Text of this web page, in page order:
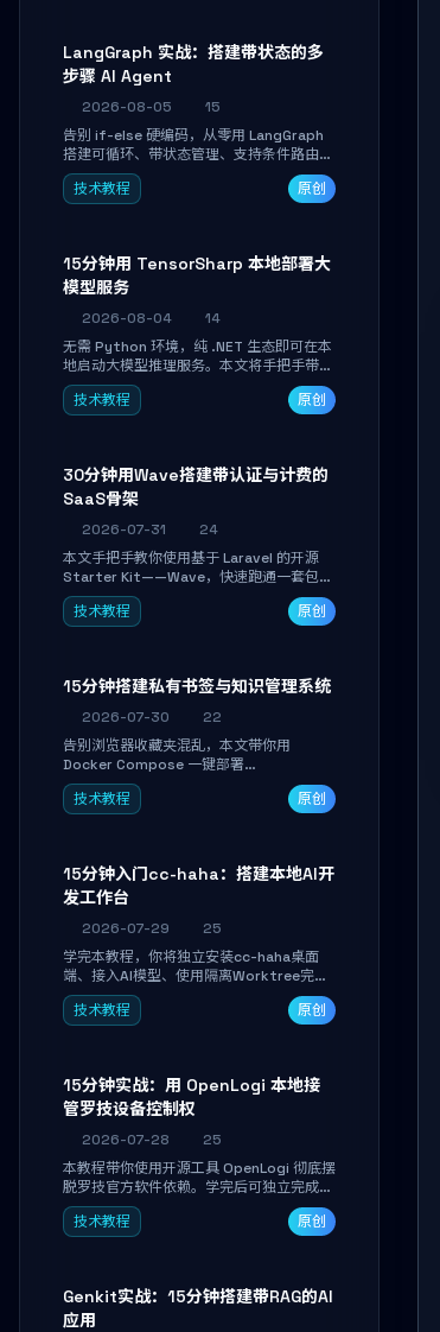
LangGraph 实战：搭建带状态的多
步骤 AI Agent
2026-08-05
15
告别 if-else 硬编码，从零用 LangGraph
搭建可循环、带状态管理、支持条件路由的
多步骤 AI 代理。学完能独立编写包含自动
决策、工具调用和持久化状态的复杂工作
技术教程 原创
15分钟用 TensorSharp 本地部署大
模型服务
2026-08-04
14
无需 Python 环境，纯 .NET 生态即可在本
地启动大模型推理服务。本文将手把手带你
下载模型、配置 GPU 加速、启动 OpenAI
兼容 API，并在 C# 业务代码中无缝调用。
技术教程 原创
30分钟用Wave搭建带认证与计费的
SaaS骨架
2026-07-31
24
本文手把手教你使用基于 Laravel 的开源
Starter Kit——Wave，快速跑通一套包含
用户认证、订阅计费、角色权限和后台管理
的完整 SaaS 骨架。附带 Stripe 测试支付
技术教程 原创
15分钟搭建私有书签与知识管理系统
2026-07-30
22
告别浏览器收藏夹混乱，本文带你用
Docker Compose 一键部署
Linkwarden。15 分钟完成私有书签系统搭
建，掌握网页快照归档、高亮批注、分类管
技术教程 原创
15分钟入门cc-haha：搭建本地AI开
发工作台
2026-07-29
25
学完本教程，你将独立安装cc-haha桌面
端、接入AI模型、使用隔离Worktree完成
真实开发任务，并通过Diff审阅面板安全落
地AI代码改写。告别终端黑盒操作，让AI在
技术教程 原创
15分钟实战：用 OpenLogi 本地接
管罗技设备控制权
2026-07-28
25
本教程带你使用开源工具 OpenLogi 彻底摆
脱罗技官方软件依赖。学完后可独立完成设
备识别、按键重映射、DPI曲线配置与
SmartShift调节，实现完全离线控制，保
技术教程 原创
Genkit实战：15分钟搭建带RAG的AI
应用